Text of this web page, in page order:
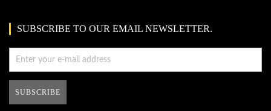
SUBSCRIBE TO OUR EMAIL NEWSLETTER.